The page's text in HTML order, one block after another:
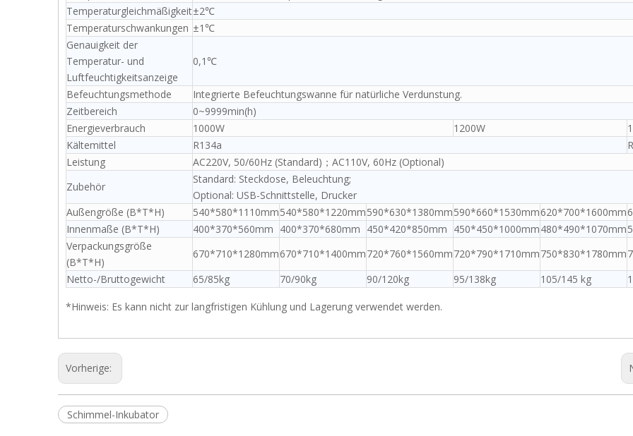
Temperaturgleichmäßigkeit±2℃
Temperaturschwankungen ±1℃
Genauigkeit der
Temperatur- und
Luftfeuchtigkeitsanzeige
0,1℃
Befeuchtungsmethode
Integrierte Befeuchtungswanne für natürliche Verdunstung.
Zeitbereich
0~9999min(h)
Energieverbrauch
1000W 1200W
Kältemittel
R134a
Leistung
AC220V, 50/60Hz (Standard)；AC110V, 60Hz (Optional)
Zubehör
Standard: Steckdose, Beleuchtung;
Optional: USB-Schnittstelle, Drucker
Außengröße (B*T*H)
540*580*1110mm540*580*1220mm590*630*1380mm590*660*1530mm620*700*1600mm
Innenmaße (B*T*H)
400*370*560mm 400*370*680mm 450*420*850mm 450*450*1000mm480*490*1070mm
Verpackungsgröße
(B*T*H)
670*710*1280mm670*710*1400mm720*760*1560mm720*790*1710mm750*830*1780mm
Netto-/Bruttogewicht
65/85kg 70/90kg 90/120kg 95/138kg 105/145 kg
*Hinweis: Es kann nicht zur langfristigen Kühlung und Lagerung verwendet werden.
Vorherige:
Schimmel-Inkubator